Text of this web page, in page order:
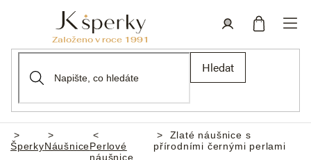
Hledat
Domů
ŠperkyNáušnicePerlové
náušnice
Zlaté náušnice s
přírodními černými perlami